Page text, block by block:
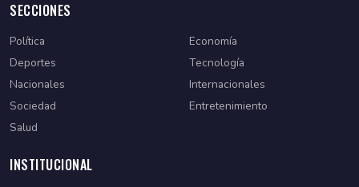
SECCIONES
Política
Economía
Deportes
Tecnología
Nacionales
Internacionales
Sociedad
Entretenimiento
Salud
INSTITUCIONAL